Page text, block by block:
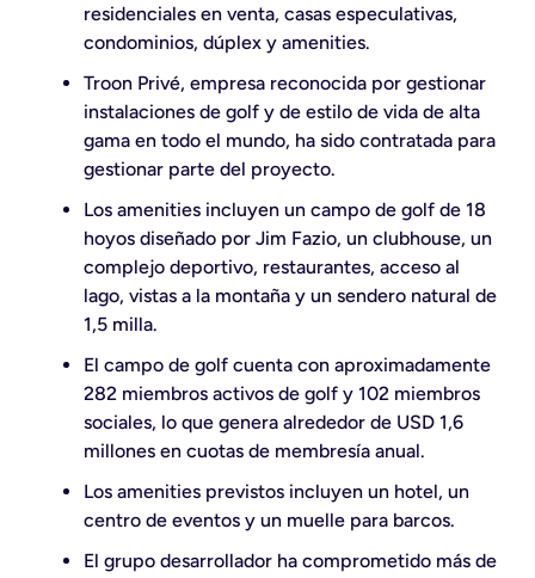
residenciales en venta, casas especulativas,
condominios, dúplex y amenities.
Troon Privé, empresa reconocida por gestionar
instalaciones de golf y de estilo de vida de alta
gama en todo el mundo, ha sido contratada para
gestionar parte del proyecto.
Los amenities incluyen un campo de golf de 18
hoyos diseñado por Jim Fazio, un clubhouse, un
complejo deportivo, restaurantes, acceso al
lago, vistas a la montaña y un sendero natural de
1,5 milla.
El campo de golf cuenta con aproximadamente
282 miembros activos de golf y 102 miembros
sociales, lo que genera alrededor de USD 1,6
millones en cuotas de membresía anual.
Los amenities previstos incluyen un hotel, un
centro de eventos y un muelle para barcos.
El grupo desarrollador ha comprometido más de